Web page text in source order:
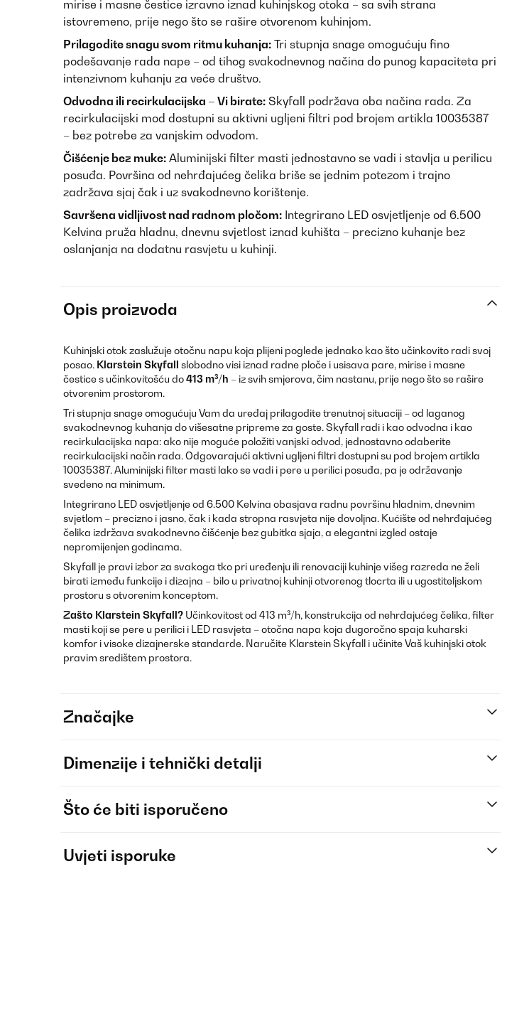
mirise i masne čestice izravno iznad kuhinjskog otoka – sa svih strana
istovremeno, prije nego što se rašire otvorenom kuhinjom.
Prilagodite snagu svom ritmu kuhanja: Tri stupnja snage omogućuju fino
podešavanje rada nape – od tihog svakodnevnog načina do punog kapaciteta pri
intenzivnom kuhanju za veće društvo.
Odvodna ili recirkulacijska – Vi birate: Skyfall podržava oba načina rada. Za
recirkulacijski mod dostupni su aktivni ugljeni filtri pod brojem artikla 10035387
– bez potrebe za vanjskim odvodom.
Čišćenje bez muke: Aluminijski filter masti jednostavno se vadi i stavlja u perilicu
posuđa. Površina od nehrđajućeg čelika briše se jednim potezom i trajno
zadržava sjaj čak i uz svakodnevno korištenje.
Savršena vidljivost nad radnom pločom: Integrirano LED osvjetljenje od 6.500
Kelvina pruža hladnu, dnevnu svjetlost iznad kuhišta – precizno kuhanje bez
oslanjanja na dodatnu rasvjetu u kuhinji.
Opis proizvoda
Kuhinjski otok zaslužuje otočnu napu koja plijeni poglede jednako kao što učinkovito radi svoj
posao. Klarstein Skyfall slobodno visi iznad radne ploče i usisava pare, mirise i masne
čestice s učinkovitošću do413 m³/h – iz svih smjerova, čim nastanu, prije nego što se rašire
otvorenim prostorom.
Tri stupnja snage omogućuju Vam da uređaj prilagodite trenutnoj situaciji – od laganog
svakodnevnog kuhanja do višesatne pripreme za goste. Skyfall radi i kao odvodna i kao
recirkulacijska napa: ako nije moguće položiti vanjski odvod, jednostavno odaberite
recirkulacijski način rada. Odgovarajući aktivni ugljeni filtri dostupni su pod brojem artikla
10035387. Aluminijski filter masti lako se vadi i pere u perilici posuđa, pa je održavanje
svedeno na minimum.
Integrirano LED osvjetljenje od 6.500 Kelvina obasjava radnu površinu hladnim, dnevnim
svjetlom – precizno i jasno, čak i kada stropna rasvjeta nije dovoljna. Kućište od nehrđajućeg
čelika izdržava svakodnevno čišćenje bez gubitka sjaja, a elegantni izgled ostaje
nepromijenjen godinama.
Skyfall je pravi izbor za svakoga tko pri uređenju ili renovaciji kuhinje višeg razreda ne želi
birati između funkcije i dizajna – bilo u privatnoj kuhinji otvorenog tlocrta ili u ugostiteljskom
prostoru s otvorenim konceptom.
Zašto Klarstein Skyfall? Učinkovitost od 413 m³/h, konstrukcija od nehrđajućeg čelika, filter
masti koji se pere u perilici i LED rasvjeta – otočna napa koja dugoročno spaja kuharski
komfor i visoke dizajnerske standarde. Naručite Klarstein Skyfall i učinite Vaš kuhinjski otok
pravim središtem prostora.
Značajke
Dimenzije i tehnički detalji
Što će biti isporučeno
Uvjeti isporuke